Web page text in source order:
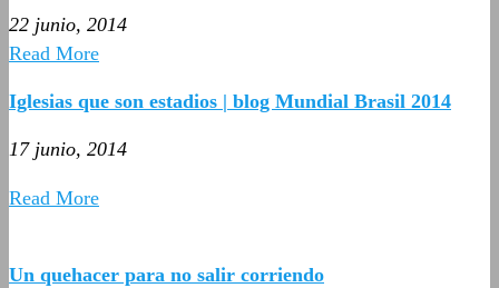
22 junio, 2014
Read More
Iglesias que son estadios | blog Mundial Brasil 2014
17 junio, 2014
Read More
Un quehacer para no salir corriendo